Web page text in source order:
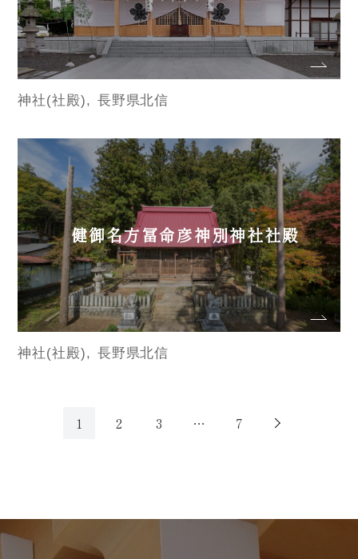
神社(社殿) 長野県北信
健御名方冨命彦神別神社社殿
神社(社殿) 長野県北信
1 2 3 … 7